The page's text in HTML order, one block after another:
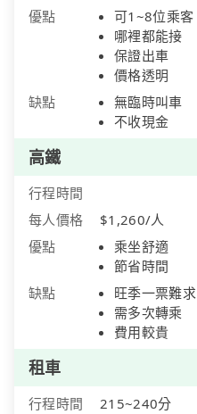
優點
可1~8位乘客
哪裡都能接
保證出車
價格透明
缺點
無臨時叫車
不收現金
高鐵
行程時間
每人價格
$1,260/人
優點
乘坐舒適
節省時間
缺點
旺季一票難求
需多次轉乘
費用較貴
租車
行程時間
215~240分